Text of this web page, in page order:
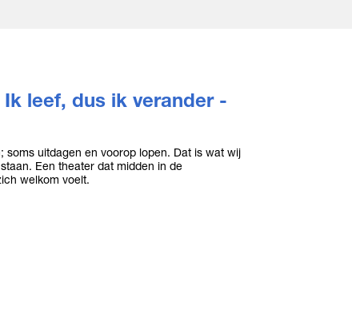
leef, dus ik verander -
soms uitdagen en voorop lopen. Dat is wat wij
Een theater dat midden in de
welkom voelt.